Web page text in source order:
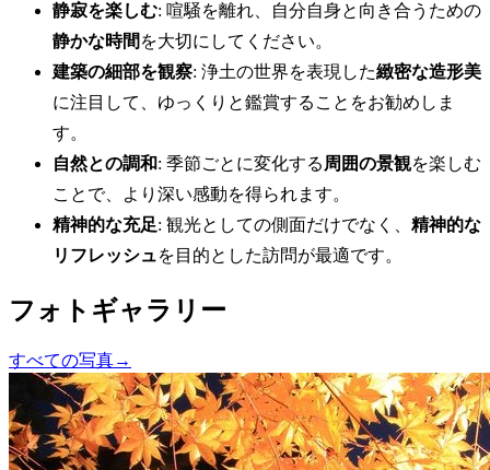
静寂を楽しむ: 喧騒を離れ、自分自身と向き合うための
静かな時間 を大切にしてください。
建築の細部を観察: 浄土の世界を表現した緻密な造形美
に注目して、ゆっくりと鑑賞することをお勧めしま
す。
自然との調和: 季節ごとに変化する周囲の景観を楽しむ
ことで、より深い感動を得られます。
精神的な充足: 観光としての側面だけでなく、 精神的な
リフレッシュを目的とした訪問が最適です。
フォトギャラリー
すべての写真→